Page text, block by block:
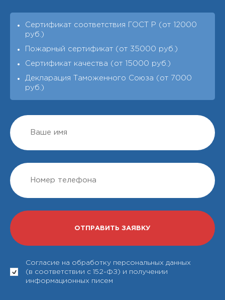
Сертификат соответствия ГОСТ Р (от 12000
руб.)
Пожарный сертификат (от 35000 руб.)
Сертификат качества (от 15000 руб.)
Декларация Таможенного Союза (от 7000
руб.)
Согласие на обработку персональных данных
(в соответствии с 152-ФЗ) и получении
информационных писем